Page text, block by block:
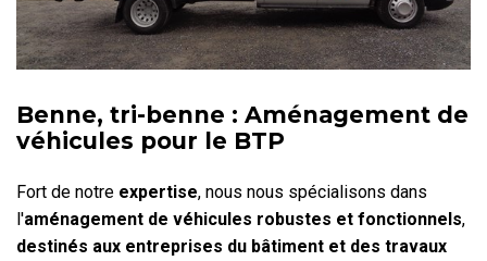
Benne, tri-benne : Aménagement de
véhicules pour le BTP
Fort de notre expertise, nous nous spécialisons dans
l'aménagement de véhicules robustes et fonctionnels,
destinés aux entreprises du bâtiment et des travaux